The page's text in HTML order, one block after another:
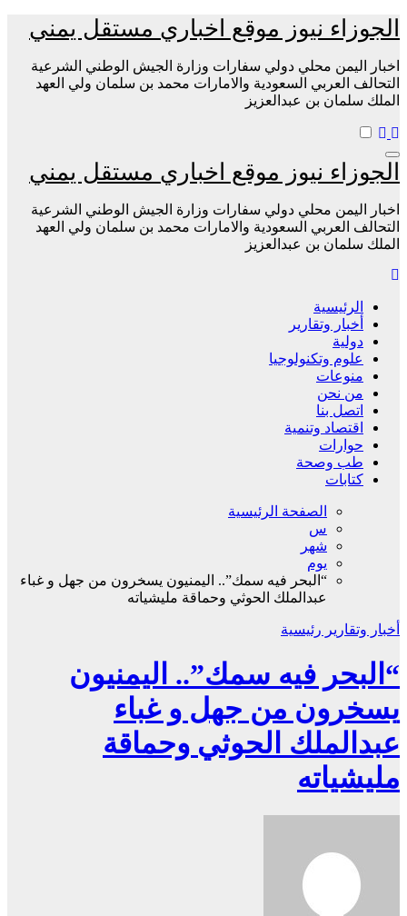
التجاوز
إلى
المحتوى
الجوزاء نيوز موقع اخباري مستقل يمني
اخبار اليمن محلي دولي سفارات وزارة الجيش الوطني الشرعية
التحالف العربي السعودية والامارات محمد بن سلمان ولي العهد
الملك سلمان بن عبدالعزيز
الجوزاء نيوز موقع اخباري مستقل يمني
اخبار اليمن محلي دولي سفارات وزارة الجيش الوطني الشرعية
التحالف العربي السعودية والامارات محمد بن سلمان ولي العهد
الملك سلمان بن عبدالعزيز
الرئيسية
أخبار وتقارير
دولية
علوم وتكنولوجيا
منوعات
من نحن
اتصل بنا
اقتصاد وتنمية
حوارات
طب وصحة
كتابات
الصفحة الرئيسية
س
شهر
يوم
“البحر فيه سمك”.. اليمنيون يسخرون من جهل و غباء
عبدالملك الحوثي وحماقة مليشياته
أخبار وتقارير رئيسية
“البحر فيه سمك”.. اليمنيون
يسخرون من جهل و غباء
عبدالملك الحوثي وحماقة
مليشياته